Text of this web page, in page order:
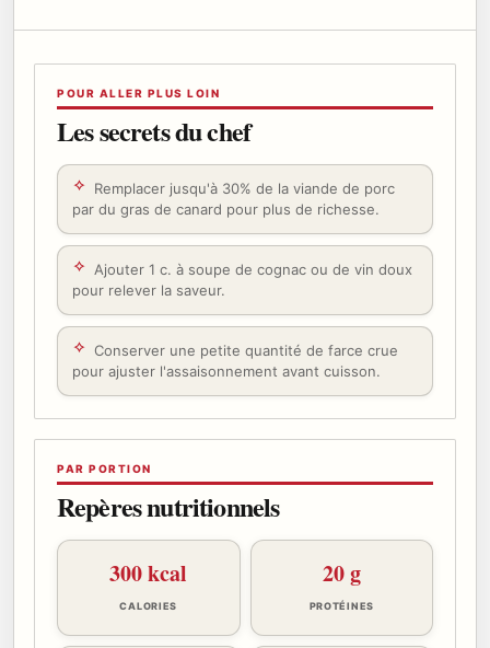
POUR ALLER PLUS LOIN
Les secrets du chef
Remplacer jusqu'à 30% de la viande de porc
par du gras de canard pour plus de richesse.
Ajouter 1 c. à soupe de cognac ou de vin doux
pour relever la saveur.
Conserver une petite quantité de farce crue
pour ajuster l'assaisonnement avant cuisson.
PAR PORTION
Repères nutritionnels
300 kcal
CALORIES
20 g
PROTÉINES